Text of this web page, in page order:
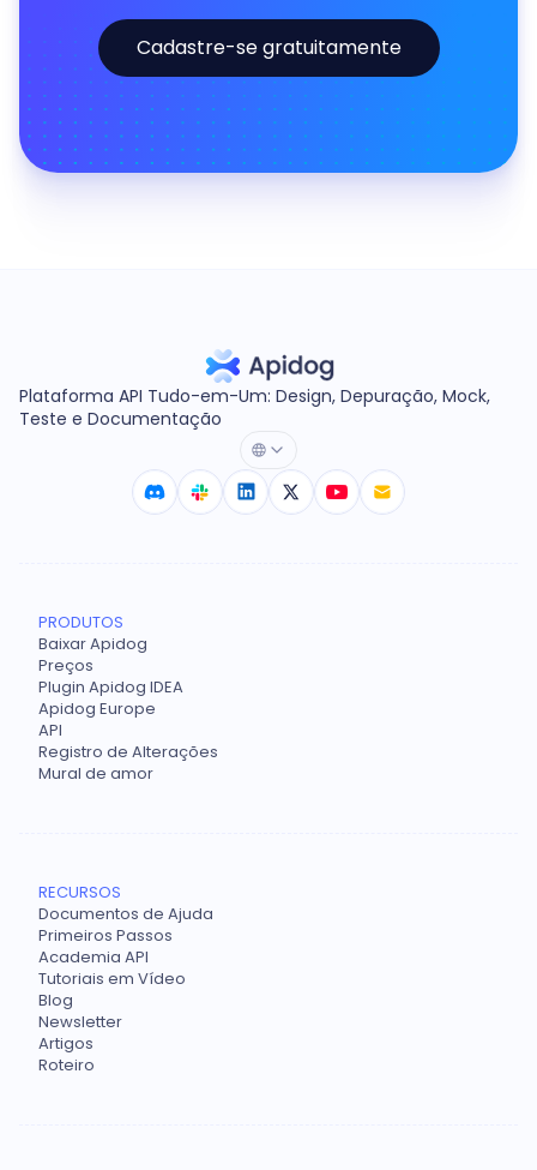
Cadastre-se gratuitamente
Plataforma API Tudo-em-Um: Design, Depuração, Mock,
Teste e Documentação
PRODUTOS
Baixar Apidog
Preços
Plugin Apidog IDEA
Apidog Europe
API
Registro de Alterações
Mural de amor
RECURSOS
Documentos de Ajuda
Primeiros Passos
Academia API
Tutoriais em Vídeo
Blog
Newsletter
Artigos
Roteiro